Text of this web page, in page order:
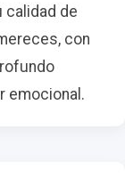
calidad de
con
emocional.